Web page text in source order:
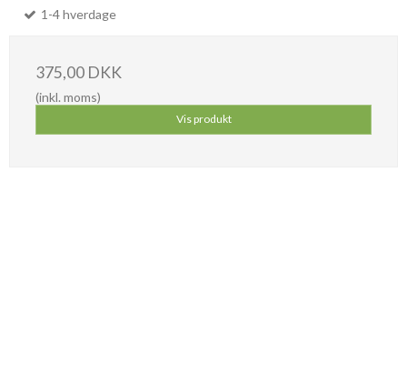
1-4 hverdage
375,00 DKK
(inkl. moms)
Vis produkt